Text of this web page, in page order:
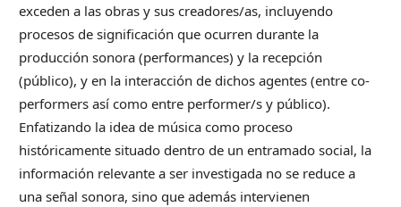
exceden a las obras y sus creadores/as, incluyendo
procesos de significación que ocurren durante la
producción sonora (performances) y la recepción
(público), y en la interacción de dichos agentes (entre co-
performers así como entre performer/s y público).
Enfatizando la idea de música como proceso
históricamente situado dentro de un entramado social, la
información relevante a ser investigada no se reduce a
una señal sonora, sino que además intervienen